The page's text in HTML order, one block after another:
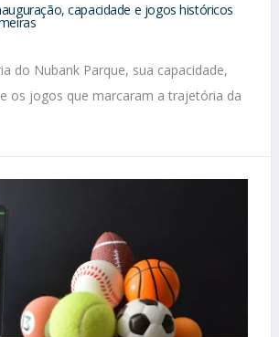
capacidade e jogos históricos
do Nubank Parque, sua capacidade,
os jogos que marcaram a trajetória da